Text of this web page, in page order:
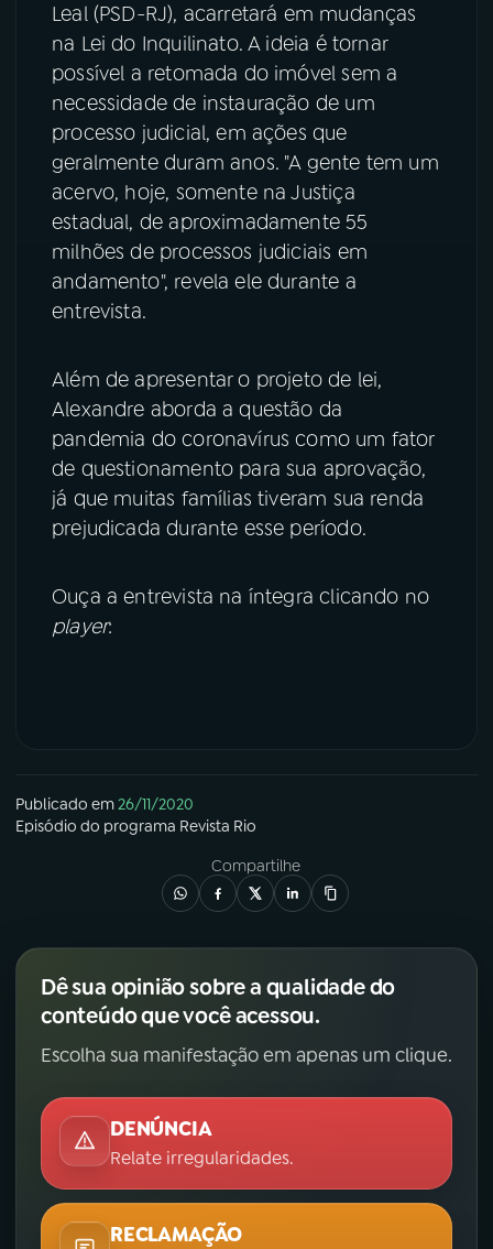
Leal (PSD-RJ), acarretará em mudanças
na Lei do Inquilinato. A ideia é tornar
possível a retomada do imóvel sem a
necessidade de instauração de um
processo judicial, em ações que
geralmente duram anos. "A gente tem um
acervo, hoje, somente na Justiça
estadual, de aproximadamente 55
milhões de processos judiciais em
andamento", revela ele durante a
entrevista.
Além de apresentar o projeto de lei,
Alexandre aborda a questão da
pandemia do coronavírus como um fator
de questionamento para sua aprovação,
já que muitas famílias tiveram sua renda
prejudicada durante esse período.
Ouça a entrevista na íntegra clicando no
player:
Publicado em26/11/2020
Episódio do programa Revista Rio
Compartilhe
Dê sua opinião sobre a qualidade do
conteúdo que você acessou.
Escolha sua manifestação em apenas um clique.
DENÚNCIA
Relate irregularidades.
RECLAMAÇÃO